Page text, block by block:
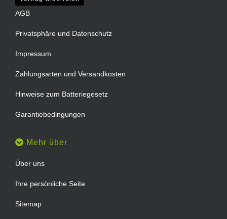
AGB
Privatsphäre und Datenschutz
Impressum
Zahlungsarten und Versandkosten
Hinweise zum Batteriegesetz
Garantiebedingungen
Mehr über
Über uns
Ihre persönliche Seite
Sitemap